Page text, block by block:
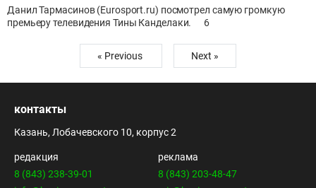
Данил Тармасинов (Eurosport.ru) посмотрел самую громкую
премьеру телевидения Тины Канделаки.
6
« Previous Next »
контакты
Казань, Лобачевского 10, корпус 2
редакция
8 (843) 238-39-01
реклама
8 (843) 203-48-47